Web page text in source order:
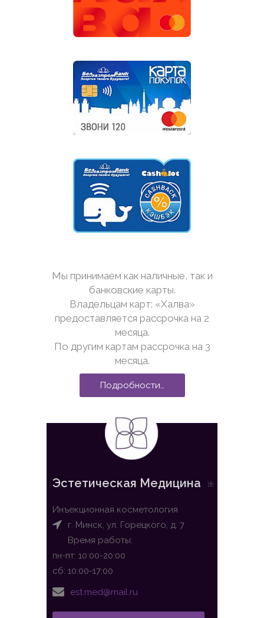
Мы принимаем как наличные, так и
банковские карты.
Владельцам карт: «Халва»
предоставляется рассрочка на 2
месяца.
По другим картам рассрочка на 3
месяца.
Подробности…
Эстетическая Медицина
Инъекционная косметология
г. Минск, ул. Горецкого, д. 7
Время работы:
пн-пт: 10:00-20:00
сб: 10:00-17:00
est.med@mail.ru